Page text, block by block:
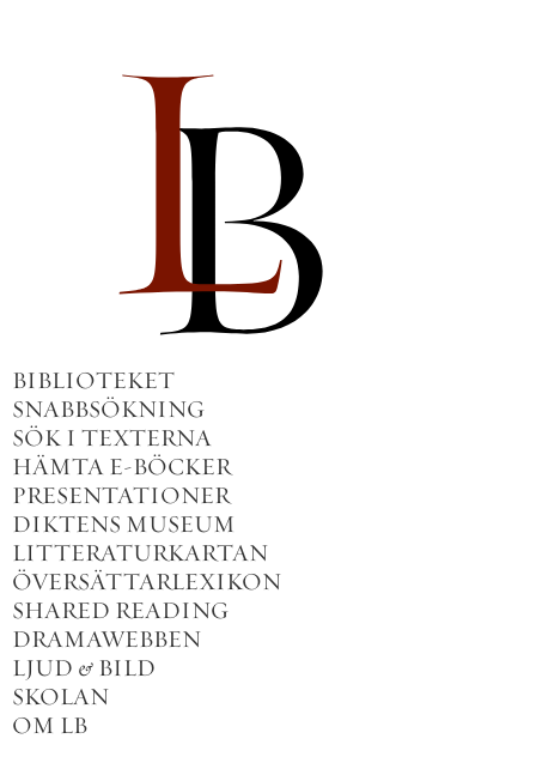
BIBLIOTEKET
SNABBSÖKNING
SÖK I TEXTERNA
HÄMTA E-BÖCKER
PRESENTATIONER
DIKTENS MUSEUM
LITTERATURKARTAN
ÖVERSÄTTARLEXIKON
SHARED READING
DRAMAWEBBEN
LJUD & BILD
SKOLAN
OM LB